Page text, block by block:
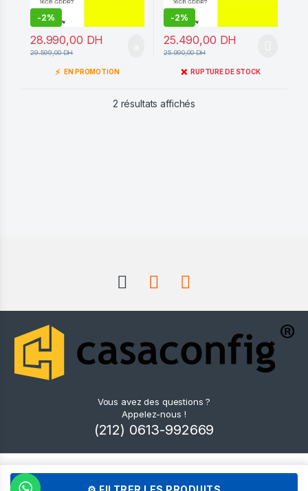
-2%
28.990,00 DH
29.599,00DH
⚡ EN PROMOTION
-2%
25.490,00 DH
25.990,00DH
❌ RUPTURE DE STOCK
2 résultats affichés
Vous avez des questions ?
Appelez-nous !
(212) 0613-992669
📍 Notre Page Contact & Showrooms